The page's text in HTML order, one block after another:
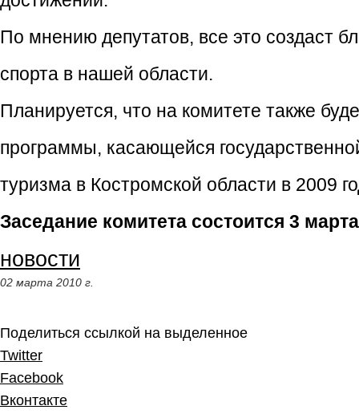
По мнению депутатов, все это создаст
спорта в нашей области.
Планируется, что на комитете также
программы, касающейся
туризма в Костромской области в 2009
Заседание комитета состоится 3
новости
02 марта 2010 г.
Поделиться ссылкой на выделенное
Twitter
Facebook
Вконтакте